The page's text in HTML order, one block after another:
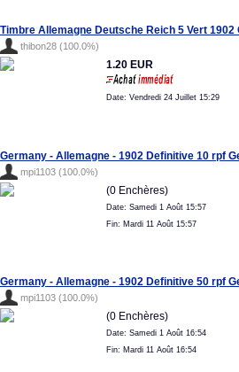
Timbre Allemagne Deutsche Reich 5 Vert 1902
thibon28 (100.0%)
1.20 EUR
Date: Vendredi 24 Juillet 15:29
Germany - Allemagne - 1902 Definitive 10 rpf
mpi1103 (100.0%)
(0 Enchères)
Date: Samedi 1 Août 15:57
Fin: Mardi 11 Août 15:57
Germany - Allemagne - 1902 Definitive 50 rpf
mpi1103 (100.0%)
(0 Enchères)
Date: Samedi 1 Août 16:54
Fin: Mardi 11 Août 16:54